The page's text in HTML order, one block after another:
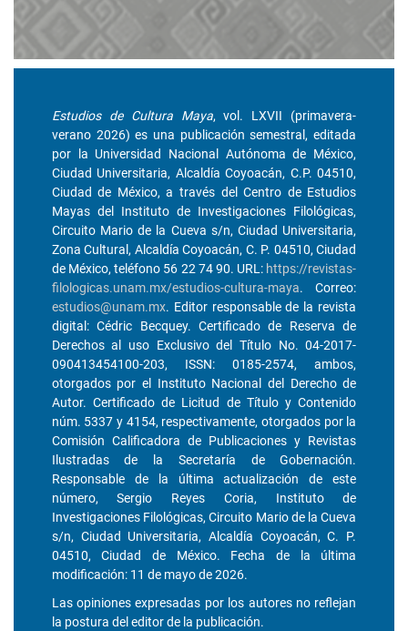
Estudios de Cultura Maya, vol. LXVII (primavera-
verano 2026) es una publicación semestral, editada
por la Universidad Nacional Autónoma de México,
Ciudad Universitaria, Alcaldía Coyoacán, C.P. 04510,
Ciudad de México, a través del Centro de Estudios
Mayas del Instituto de Investigaciones Filológicas,
Circuito Mario de la Cueva s/n, Ciudad Universitaria,
Zona Cultural, Alcaldía Coyoacán, C. P. 04510, Ciudad
de México, teléfono 56 22 74 90. URL: https://revistas-
filologicas.unam.mx/estudios-cultura-maya. Correo:
estudios@unam.mx. Editor responsable de la revista
digital: Cédric Becquey. Certificado de Reserva de
Derechos al uso Exclusivo del Título No. 04-2017-
090413454100-203, ISSN: 0185-2574, ambos,
otorgados por el Instituto Nacional del Derecho de
Autor. Certificado de Licitud de Título y Contenido
núm. 5337 y 4154, respectivamente, otorgados por la
Comisión Calificadora de Publicaciones y Revistas
Ilustradas de la Secretaría de Gobernación.
Responsable de la última actualización de este
número, Sergio Reyes Coria, Instituto de
Investigaciones Filológicas, Circuito Mario de la Cueva
s/n, Ciudad Universitaria, Alcaldía Coyoacán, C. P.
04510, Ciudad de México. Fecha de la última
modificación: 11 de mayo de 2026.
Las opiniones expresadas por los autores no reflejan
la postura del editor de la publicación.